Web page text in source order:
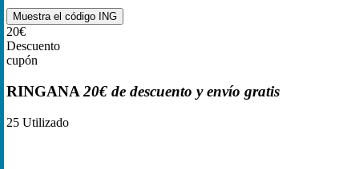
Muestra el código ING
20€
Descuento
cupón
RINGANA 20€ de descuento y envío gratis
25 Utilizado